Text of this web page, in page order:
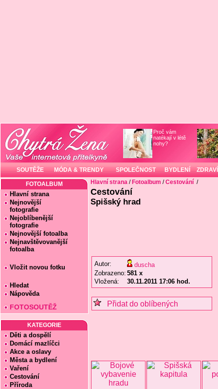
Proč vám
natékají v létě
nohy?
SOUTĚŽE MÓDA & TRENDY SPOLEČNOST BYDLENÍ ZDRAVÍ
FOTOALBUM
Hlavní strana
Nejnovější
fotografie
Nejoblíbenější
fotografie
Nejnovější fotoalba
Nejnavštěvovanější
fotoalba
Vložit novou fotku
Hledat
Nápověda
FOTOSOUTĚŽ
KATEGORIE
Děti a dospělí
Domácí mazlíčci
Akce a oslavy
Města a bydlení
Vaření
Cestování
Příroda
Hlavní strana / Fotoalbum /Cestování /
Cestování
Spišský hrad
Autor:
duscha
Zobrazeno: 581 x
Vložená:
30.11.2011 17:06 hod.
Přidat do oblíbených